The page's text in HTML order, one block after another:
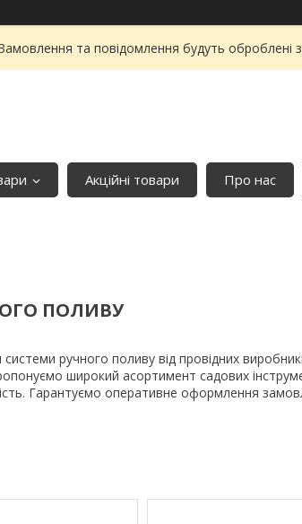
та повідомлення будуть
Акційні товари Про нас
ПОЛИВУ
системи ручного поливу від провідних
широкий асортимент садових
Гарантуємо оперативне оформлення